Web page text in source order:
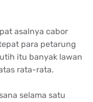
asalnya cabor
para petarung
itu banyak lawan
rata-rata.
selama satu